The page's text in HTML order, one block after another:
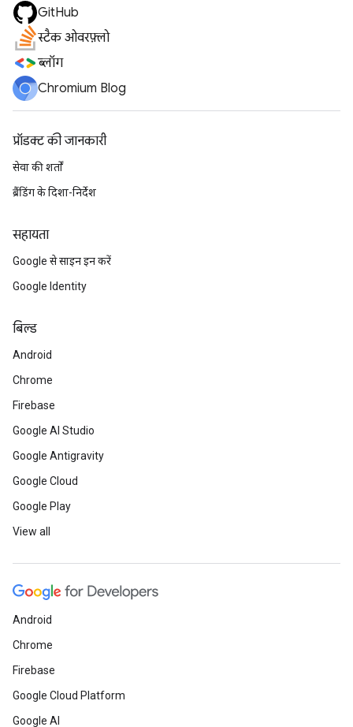
GitHub
स्टैक ओवरफ़्लो
ब्लॉग
Chromium Blog
प्रॉडक्ट की जानकारी
सेवा की शर्तों
ब्रैंडिंग के दिशा-निर्देश
सहायता
Google से साइन इन करें
Google Identity
बिल्ड
Android
Chrome
Firebase
Google AI Studio
Google Antigravity
Google Cloud
Google Play
View all
Android
Chrome
Firebase
Google Cloud Platform
Google AI